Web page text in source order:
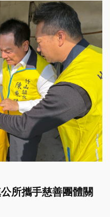
所攜手慈善團體關